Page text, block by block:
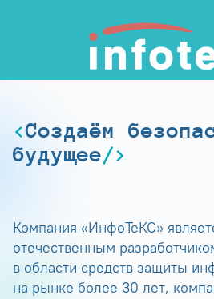
Создаём
будущее
Компания «ИнфоТеКС»
отечественным
в области средств защиты
на рынке более 30 лет,